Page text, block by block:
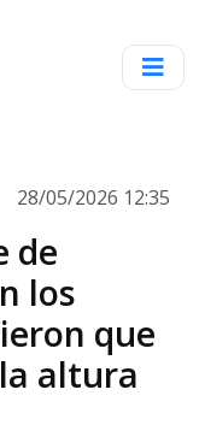
28/05/2026 12:35
de
los
que
altura